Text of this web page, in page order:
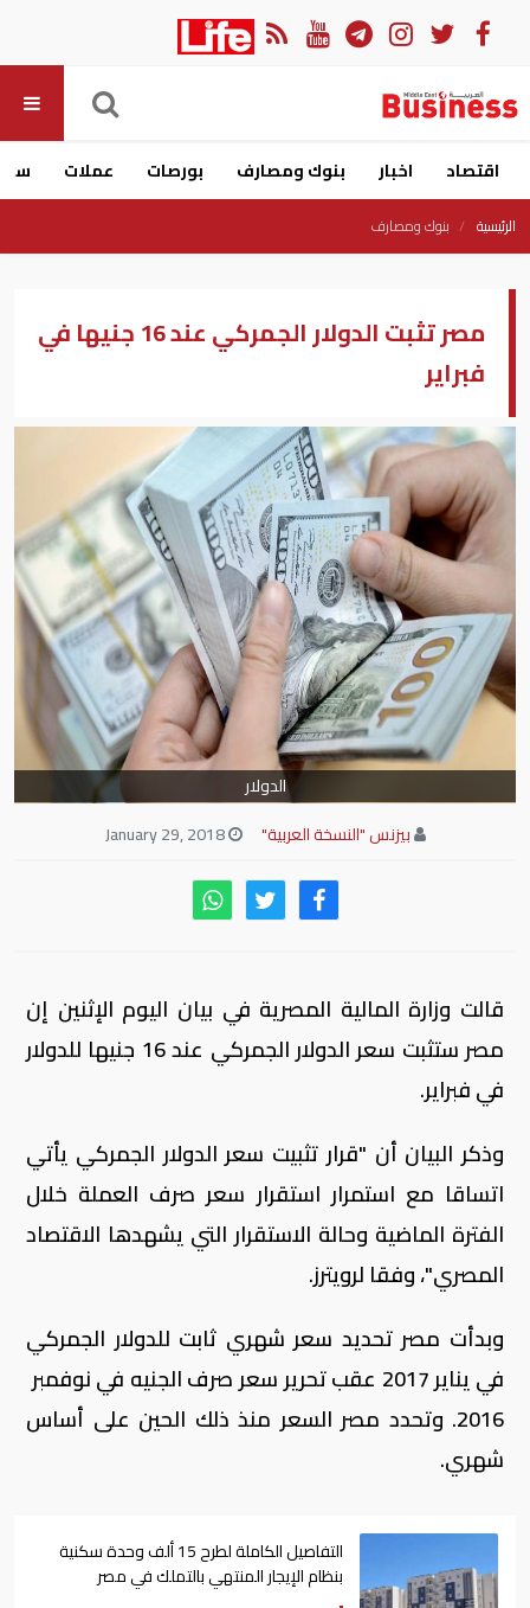
اقتصاد اخبار بنوك ومصارف بورصات عملات
الرئيسية بنوك ومصارف
مصر تثبت الدولار الجمركي عند 16 جنيها في
فبراير
الدولار
بيزنس "النسخة العربية"
January 29, 2018
قالت وزارة المالية المصرية في بيان اليوم الإثنين إن
مصر ستثبت سعر الدولار الجمركي عند 16 جنيها للدولار
في فبراير.
وذكر البيان أن "قرار تثبيت سعر الدولار الجمركي يأتي
اتساقا مع استمرار استقرار سعر صرف العملة خلال
الفترة الماضية وحالة الاستقرار التي يشهدها الاقتصاد
المصري"، وفقا لرويترز.
وبدأت مصر تحديد سعر شهري ثابت للدولار الجمركي
في يناير 2017 عقب تحرير سعر صرف الجنيه في نوفمبر
2016. وتحدد مصر السعر منذ ذلك الحين على أساس
شهري.
التفاصيل الكاملة لطرح 15 ألف وحدة سكنية
بنظام الإيجار المنتهي بالتملك في مصر